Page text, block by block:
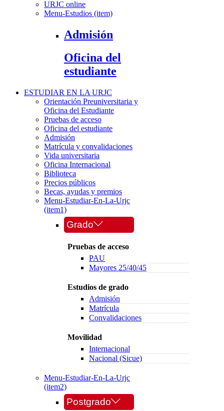
URJC online
Menu-Estudios (item)
Admisión
Oficina del
estudiante
ESTUDIAR EN LA URJC
Orientación Preuniversitaria y
Oficina del Estudiante
Pruebas de acceso
Oficina del estudiante
Admisión
Matrícula y convalidaciones
Vida universitaria
Oficina Internacional
Biblioteca
Precios públicos
Becas, ayudas y premios
Menu-Estudiar-En-La-Urjc
(item1)
Grado
Pruebas de acceso
PAU
Mayores 25/40/45
Estudios de grado
Admisión
Matrícula
Convalidaciones
Movilidad
Internacional
Nacional (Sicue)
Menu-Estudiar-En-La-Urjc
(item2)
Postgrado